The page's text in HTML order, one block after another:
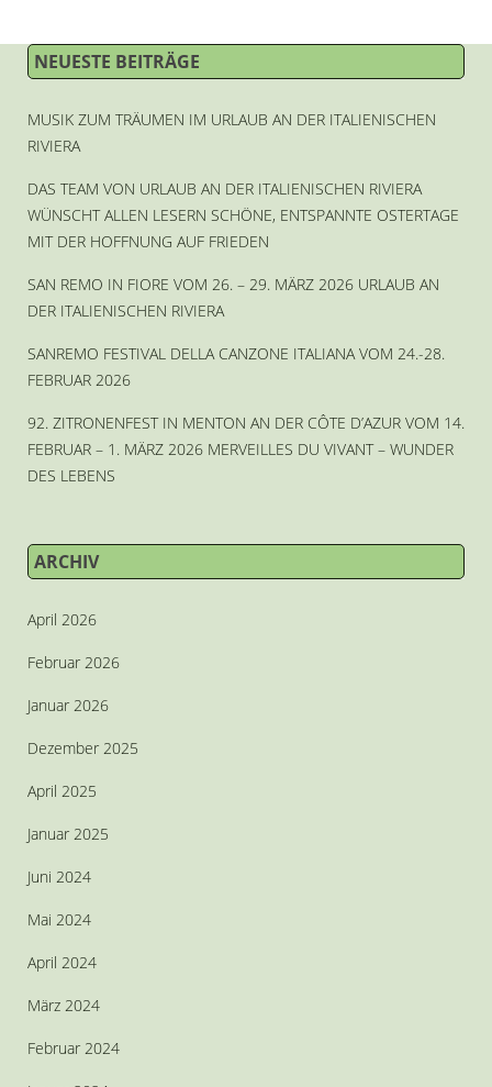
NEUESTE BEITRÄGE
MUSIK ZUM TRÄUMEN IM URLAUB AN DER ITALIENISCHEN
RIVIERA
DAS TEAM VON URLAUB AN DER ITALIENISCHEN RIVIERA
WÜNSCHT ALLEN LESERN SCHÖNE, ENTSPANNTE OSTERTAGE
MIT DER HOFFNUNG AUF FRIEDEN
SAN REMO IN FIORE VOM 26. – 29. MÄRZ 2026 URLAUB AN
DER ITALIENISCHEN RIVIERA
SANREMO FESTIVAL DELLA CANZONE ITALIANA VOM 24.-28.
FEBRUAR 2026
92. ZITRONENFEST IN MENTON AN DER CÔTE D’AZUR VOM 14.
FEBRUAR – 1. MÄRZ 2026 MERVEILLES DU VIVANT – WUNDER
DES LEBENS
ARCHIV
April 2026
Februar 2026
Januar 2026
Dezember 2025
April 2025
Januar 2025
Juni 2024
Mai 2024
April 2024
März 2024
Februar 2024